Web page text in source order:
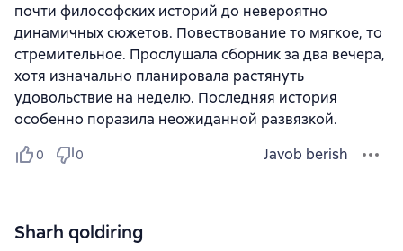
почти философских историй до невероятно
динамичных сюжетов. Повествование то мягкое, то
стремительное. Прослушала сборник за два вечера,
хотя изначально планировала растянуть
удовольствие на неделю. Последняя история
особенно поразила неожиданной развязкой.
0 0 Javob berish
Sharh qoldiring